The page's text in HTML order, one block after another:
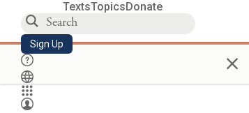
TextsTopicsDonate
Sign Up ×